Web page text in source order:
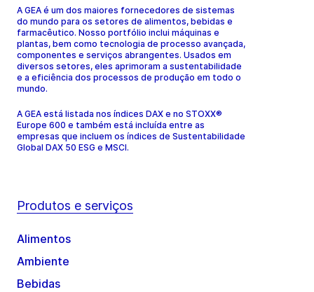
A GEA é um dos maiores fornecedores de sistemas
do mundo para os setores de alimentos, bebidas e
farmacêutico. Nosso portfólio inclui máquinas e
plantas, bem como tecnologia de processo avançada,
componentes e serviços abrangentes. Usados em
diversos setores, eles aprimoram a sustentabilidade
e a eficiência dos processos de produção em todo o
mundo.
A GEA está listada nos índices DAX e no STOXX®
Europe 600 e também está incluída entre as
empresas que incluem os índices de Sustentabilidade
Global DAX 50 ESG e MSCI.
Produtos e serviços
Alimentos
Ambiente
Bebidas